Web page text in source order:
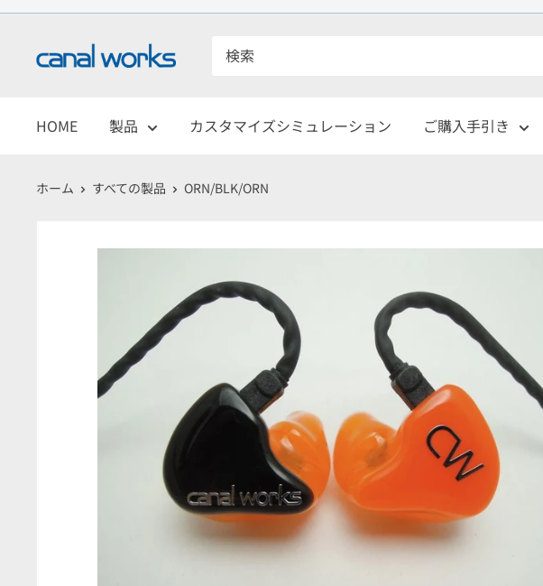
コ
CanalWorks
HOME 製品 カスタマイズシミュレーション ご購入手引き
ホーム すべての製品 ORN/BLK/ORN